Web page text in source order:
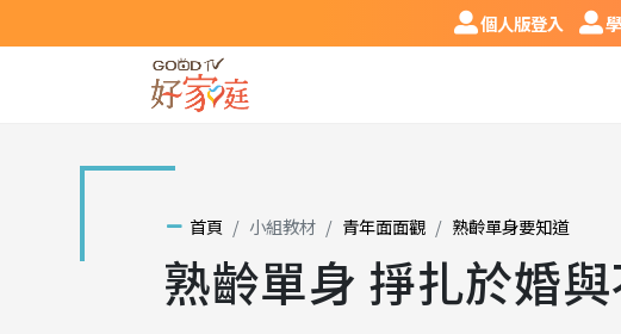
個人版登入
個人版登入 學員
首頁 小組教材 青年面面觀 熟齡單身要知道
熟齡單身 掙扎於婚